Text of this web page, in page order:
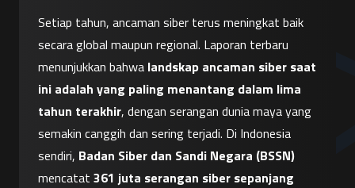
Setiap tahun, ancaman siber terus meningkat baik
secara global maupun regional. Laporan terbaru
menunjukkan bahwa landskap ancaman siber saat
ini adalah yang paling menantang dalam lima
tahun terakhir, dengan serangan dunia maya yang
semakin canggih dan sering terjadi. Di Indonesia
sendiri, Badan Siber dan Sandi Negara (BSSN)
mencatat 361 juta serangan siber sepanjang